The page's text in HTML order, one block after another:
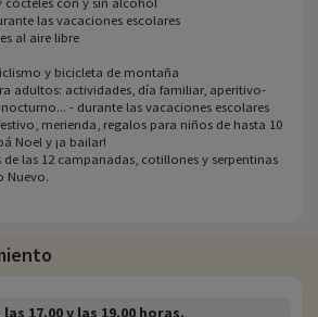
las vacaciones escolares
al aire libre
y bicicleta de montaña
adultos: actividades, día familiar, aperitivo-
- durante las vacaciones escolares
merienda, regalos para niños de hasta 10
Noel y ¡a bailar!
de las 12 campanadas, cotillones y serpentinas
Nuevo.
17.00 y las 19.00 horas.